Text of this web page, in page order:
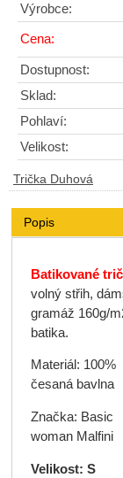
Výrobce:
Cena:
Dostupnost:
Sklad:
Pohlaví:
Velikost:
Trička Duhová
Popis
Batikované
volný střih,
gramáž 160g/
batika.
Materiál: 100%
česaná bavlna
Značka: Basic
woman Malfini
Velikost: S